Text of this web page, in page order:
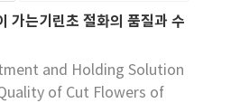
가는기린초 절화의 품질과 수
and Holding Solution
of Cut Flowers of